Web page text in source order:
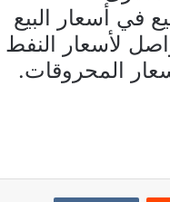
عن الترفيع في أسعار البيع
لأسعار النفط
المحروقات.